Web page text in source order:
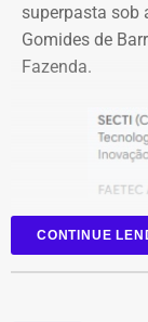
superpasta sob
Gomides de
Fazenda.
CONTINUE